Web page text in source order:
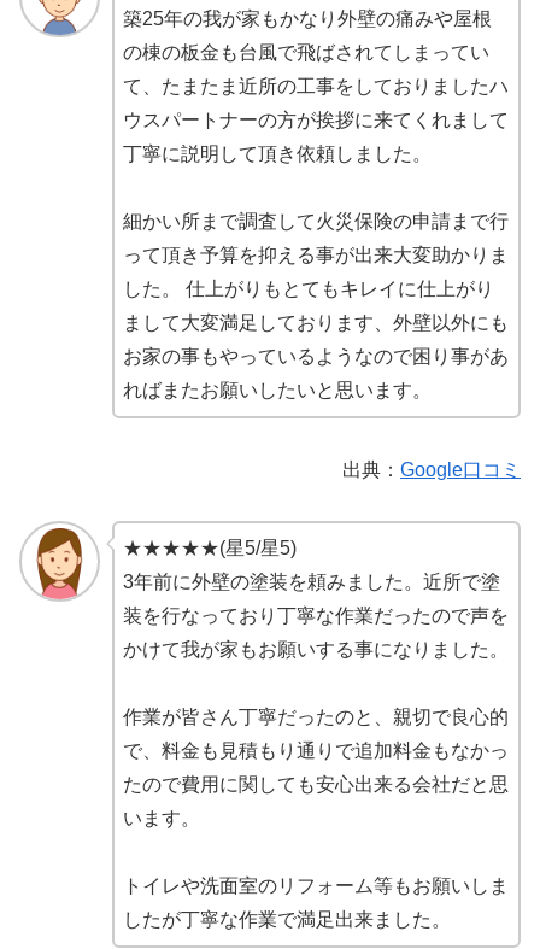
築25年の我が家もかなり外壁の痛みや屋根
の棟の板金も台風で飛ばされてしまってい
て、たまたま近所の工事をしておりましたハ
ウスパートナーの方が挨拶に来てくれまして
丁寧に説明して頂き依頼しました。
細かい所まで調査して火災保険の申請まで行
って頂き予算を抑える事が出来大変助かりま
した。 仕上がりもとてもキレイに仕上がり
まして大変満足しております、外壁以外にも
お家の事もやっているようなので困り事があ
ればまたお願いしたいと思います。
出典： Google口コミ
★★★★★(星5/星5)
3年前に外壁の塗装を頼みました。近所で塗
装を行なっており丁寧な作業だったので声を
かけて我が家もお願いする事になりました。
作業が皆さん丁寧だったのと、親切で良心的
で、料金も見積もり通りで追加料金もなかっ
たので費用に関しても安心出来る会社だと思
います。
トイレや洗面室のリフォーム等もお願いしま
したが丁寧な作業で満足出来ました。